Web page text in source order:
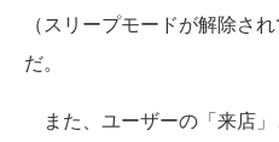
（スリープモードが解除さ
だ。
また、ユーザーの「来店